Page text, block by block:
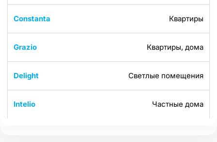
Квартиры
Квартиры, дома
Светлые помещения
Частные дома